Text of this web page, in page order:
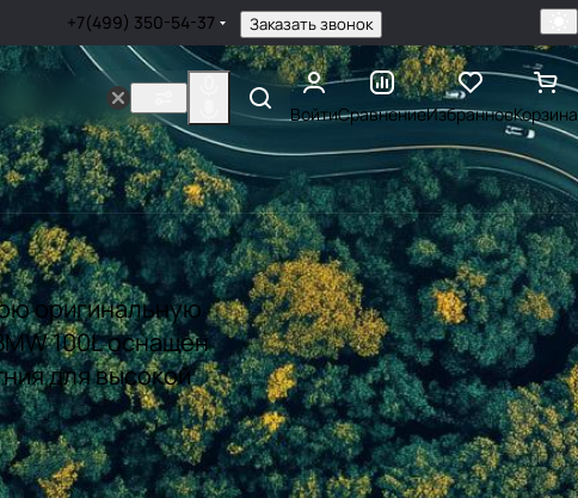
+7(499) 350-54-37 Заказать звонок
ВойтиСравнениеИзбранноеКорзина
оригинальную
100L оснащен
для высокой